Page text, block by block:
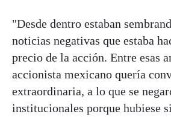
"Desde dentro estaban
noticias negativas que estaba
precio de la acción. Entre esas
accionista mexicano quería
extraordinaria, a lo que se
institucionales porque hubiese